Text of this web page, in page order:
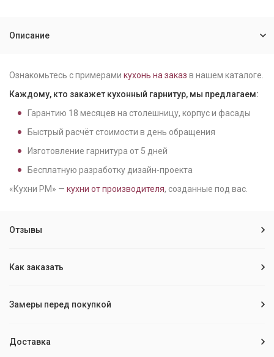
Описание
Ознакомьтесь с примерами кухонь на заказ в нашем каталоге.
Каждому, кто закажет кухонный гарнитур, мы предлагаем:
Гарантию 18 месяцев на столешницу, корпус и фасады
Быстрый расчёт стоимости в день обращения
Изготовление гарнитура от 5 дней
Бесплатную разработку дизайн-проекта
«Кухни РМ» — кухни от производителя, созданные под вас.
Отзывы
Как заказать
Замеры перед покупкой
Доставка